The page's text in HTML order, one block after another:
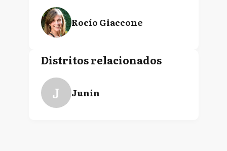
Rocío Giaccone
Distritos relacionados
J Junín